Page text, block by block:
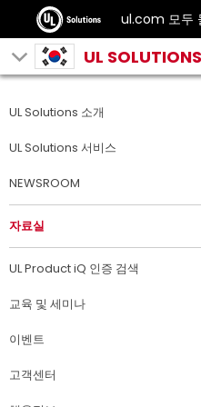
ul.com 모두
UL
UL Solutions 소개
UL Solutions 서비스
NEWSROOM
자료실
UL Product iQ 인증 검색
교육 및 세미나
이벤트
고객센터